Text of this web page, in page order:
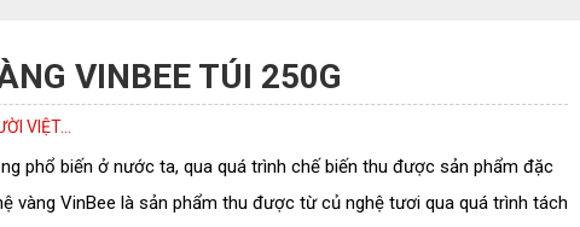
VINBEE TÚI 250G
VIỆT...
phổ biến ở nước ta, qua quá trình chế biến thu được sản phẩm đặc
vàng VinBee là sản phẩm thu được từ củ nghệ tươi qua quá trình tách